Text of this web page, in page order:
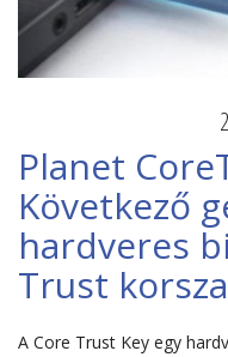
Planet
Következő
hardveres
Trust
A Core Trust Key egy